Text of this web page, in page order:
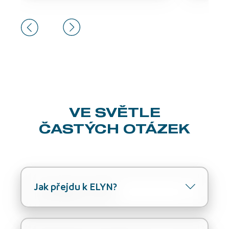
VE SVĚTLE
ČASTÝCH OTÁZEK
Jak přejdu k ELYN?